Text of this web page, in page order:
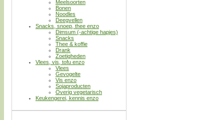
Meelsoorten
Bonen
Noodles
Deegvellen
Snacks, snoep, thee enzo
Dimsum (-achtige hapjes)
Snacks
Thee & koffie
Drank
Zoetigheden
Vlees, vis, tofu enzo
Vlees
Gevogelte
Vis enzo
Sojaproducten
Overig vegetarisch
Keukengerei, kennis enzo